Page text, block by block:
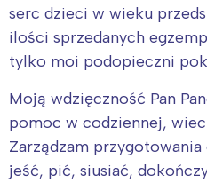
serc dzieci w wieku
ilości sprzedanych
tylko moi podopieczni
Moją wdzięczność Pan
pomoc w codziennej,
Zarządzam przygotowania
jeść, pić, siusiać,